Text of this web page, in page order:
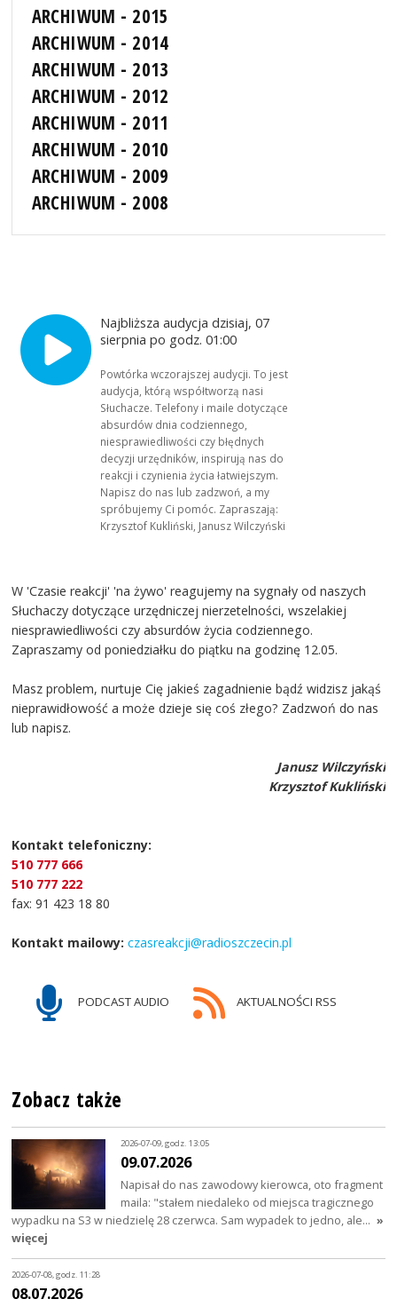
ARCHIWUM - 2015
ARCHIWUM - 2014
ARCHIWUM - 2013
ARCHIWUM - 2012
ARCHIWUM - 2011
ARCHIWUM - 2010
ARCHIWUM - 2009
ARCHIWUM - 2008
Najbliższa audycja dzisiaj, 07
sierpnia po godz. 01:00
Powtórka wczorajszej audycji. To jest
audycja, którą współtworzą nasi
Słuchacze. Telefony i maile dotyczące
absurdów dnia codziennego,
niesprawiedliwości czy błędnych
decyzji urzędników, inspirują nas do
reakcji i czynienia życia łatwiejszym.
Napisz do nas lub zadzwoń, a my
spróbujemy Ci pomóc. Zapraszają:
Krzysztof Kukliński, Janusz Wilczyński
W 'Czasie reakcji' 'na żywo' reagujemy na sygnały od naszych
Słuchaczy dotyczące urzędniczej nierzetelności, wszelakiej
niesprawiedliwości czy absurdów życia codziennego.
Zapraszamy od poniedziałku do piątku na godzinę 12.05.
Masz problem, nurtuje Cię jakieś zagadnienie bądź widzisz jakąś
nieprawidłowość a może dzieje się coś złego? Zadzwoń do nas
lub napisz.
Janusz Wilczyński
Krzysztof Kukliński
Kontakt telefoniczny:
510 777 666
510 777 222
fax: 91 423 18 80
Kontakt mailowy: czasreakcji@radioszczecin.pl
PODCAST AUDIO AKTUALNOŚCI RSS
Zobacz także
2026-07-09, godz. 13:05
09.07.2026
Napisał do nas zawodowy kierowca, oto fragment
maila: "stałem niedaleko od miejsca tragicznego
wypadku na S3 w niedzielę 28 czerwca. Sam wypadek to jedno, ale… »
więcej
2026-07-08, godz. 11:28
08.07.2026